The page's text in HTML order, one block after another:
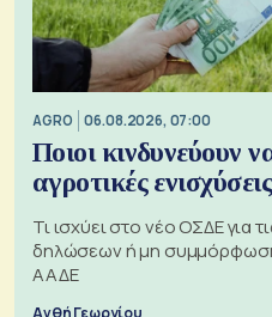
AGRO 06.08.2026, 07:00
Ποιοι κινδυνεύουν
αγροτικές ενισχύσεις
Τι ισχύει στο νέο ΟΣΔΕ για
δηλώσεων ή μη
ΑΑΔΕ
Ανθή Γεωργίου